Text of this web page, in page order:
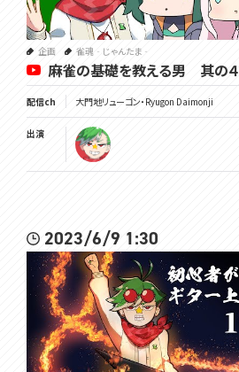
企画 雀魂‐じゃんたま‐
麻雀の基礎を教える男 其の４
配信ch 大門地リューゴン・Ryugon Daimonji
出演
2023/6/9 1:30